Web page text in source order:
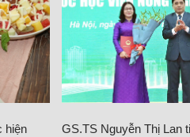
hiện
GS.TS Nguyễn Thị Lan